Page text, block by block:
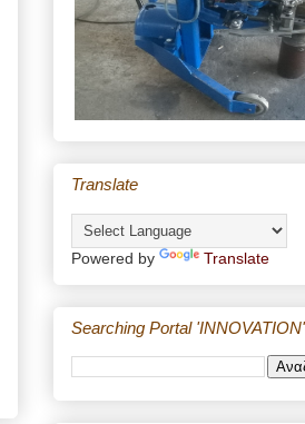
Translate
Powered by Translate
Searching Portal 'INNOVATION'